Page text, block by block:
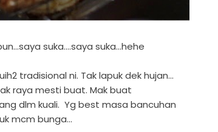
suka....saya suka...hehe
tradisional ni. Tak lapuk dek hujan...
raya mesti buat. Mak buat
dlm kuali. Yg best masa bancuhan
mcm bunga...